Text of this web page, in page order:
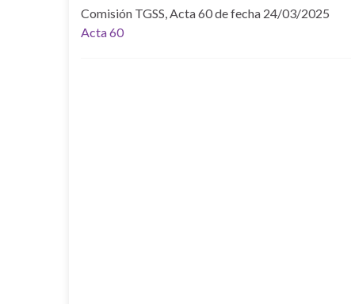
Comisión TGSS, Acta 60 de fecha 24/03/2025
Acta 60